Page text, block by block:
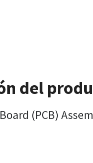
del
(PCB)